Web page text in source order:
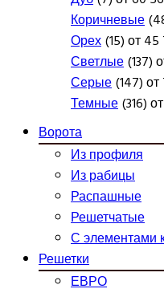
Коричневые
Орех(15) от 45
Светлые(137)
Серые(147)
Темные(316)
Ворота
Из профиля
Из рабицы
Распашные
Решетчатые
С элементами
Решетки
ЕВРО